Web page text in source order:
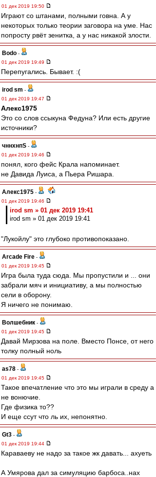
01 дек 2019 19:50
Играют со штанами, полными говна. А у
некоторых только теории заговора на уме. Нас
попросту рвёт зенитка, а у нас никакой злости.
Bodo -
01 дек 2019 19:49
Перепугались. Бывает. :(
irod sm -
01 дек 2019 19:47
Алекс1975
Это со слов ссыкуна Федуна? Или есть другие
источники?
чннхнпS -
01 дек 2019 19:46
понял, кого фейс Крала напоминает.
не Давида Луиса, а Пьера Ришара.
Алекс1975 -
01 дек 2019 19:46
irod sm » 01 дек 2019 19:41
irod sm » 01 дек 2019 19:41
"Лукойлу" это глубоко противопоказано.
Arcade Fire -
01 дек 2019 19:45
Игра была туда сюда. Мы пропустили и ... они
забрали мяч и инициативу, а мы полностью
сели в оборону.
Я ничего не понимаю.
Волшебник -
01 дек 2019 19:45
Давай Мирзова на поле. Вместо Понсе, от него
толку полный ноль
as78 -
01 дек 2019 19:45
Такое впечатление что это мы играли в среду а
не вонючие.
Где физика то??
И еще ссут что ль их, непонятно.
Gt3 -
01 дек 2019 19:44
Караваеву не надо за такое жк давать... ахуеть
А Умярова дал за симуляцию барбоса..нах